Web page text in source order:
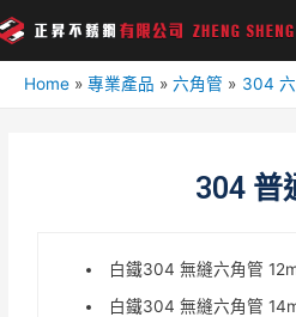
Home 專業產品 六角管 304
304 普
白鐵304 無縫六角管
白鐵304 無縫六角管